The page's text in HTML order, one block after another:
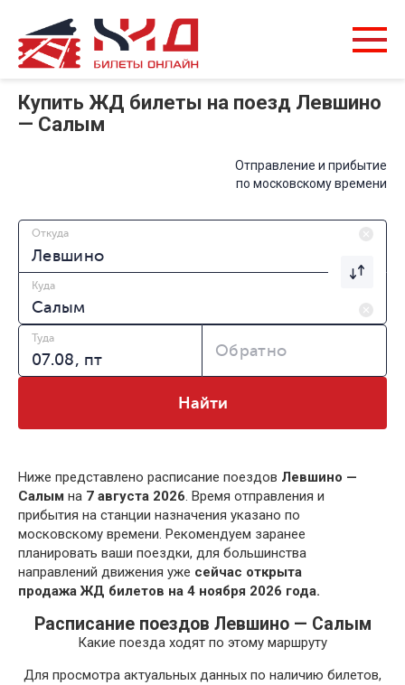
Купить ЖД билеты на поезд Левшино
— Салым
Отправление и прибытие
по московскому времени
Откуда
Куда
Туда
Обратно
Найти
Ниже представлено расписание поездов Левшино —
Салым на 7 августа 2026. Время отправления и
прибытия на станции назначения указано по
московскому времени. Рекомендуем заранее
планировать ваши поездки, для большинства
направлений движения уже сейчас открыта
продажа ЖД билетов на 4 ноября 2026 года.
Расписание поездов Левшино — Салым
Какие поезда ходят по этому маршруту
Для просмотра актуальных данных по наличию билетов,